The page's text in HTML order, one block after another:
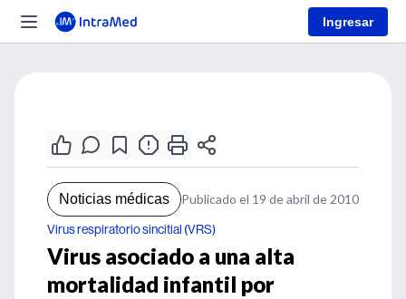
Ingresar
Noticias médicas Publicado el 19 de abril de 2010
Virus respiratorio sincitial (VRS)
Virus asociado a una alta
mortalidad infantil por